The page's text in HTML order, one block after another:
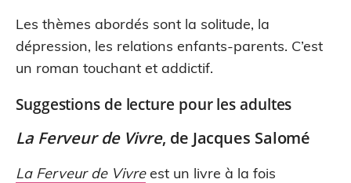
Les thèmes abordés sont la solitude, la
dépression, les relations enfants-parents. C’est
un roman touchant et addictif.
Suggestions de lecture pour les adultes
La Ferveur de Vivre, de Jacques Salomé
La Ferveur de Vivreest un livre à la fois